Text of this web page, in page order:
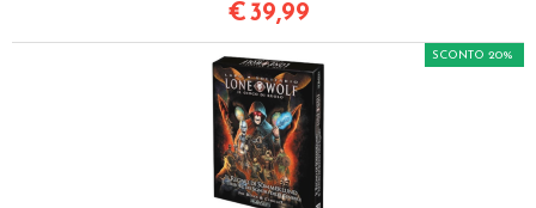
€39,99
SCONTO 20%